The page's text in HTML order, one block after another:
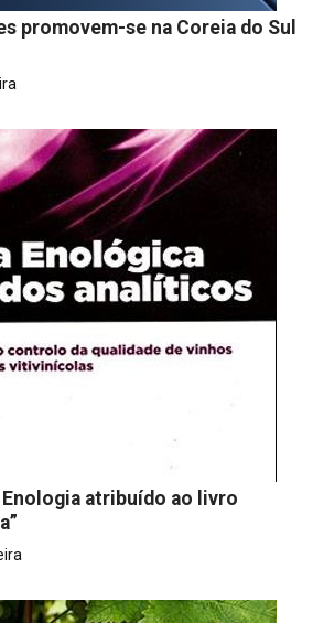
promovem-se na Coreia do Sul
Enologia atribuído ao livro